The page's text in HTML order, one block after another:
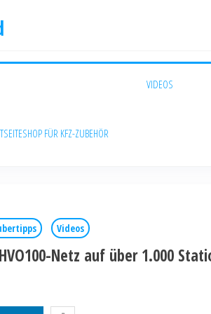
SHOP FÜR KFZ-ZUBEHÖR
VIDEOS
Videos
Netz auf über 1.000